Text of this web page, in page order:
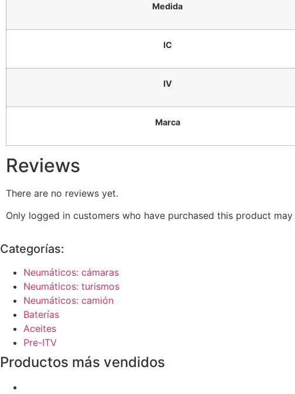
Medida
IC
IV
Marca
Reviews
There are no reviews yet.
Only logged in customers who have purchased this product may
Categorías:
Neumáticos: cámaras
Neumáticos: turismos
Neumáticos: camión
Baterías
Aceites
Pre-ITV
Productos más vendidos